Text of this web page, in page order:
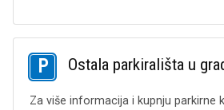
Ostala parkirališta u
Za više informacija i kupnju parkirne